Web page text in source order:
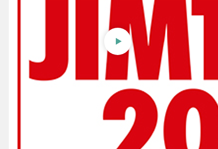
【JIMTOF2024】田中インポ
ートグループ㈱〜工具再研磨